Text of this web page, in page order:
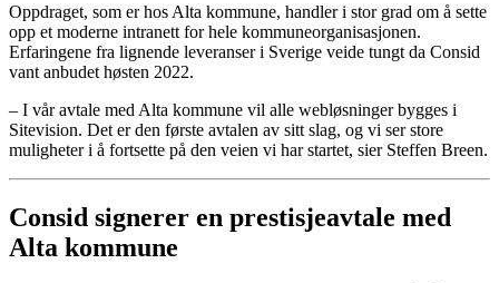
Oppdraget, som er hos Alta kommune, handler i stor grad om å sette
opp et moderne intranett for hele kommuneorganisasjonen.
Erfaringene fra lignende leveranser i Sverige veide tungt da Consid
vant anbudet høsten 2022.
– I vår avtale med Alta kommune vil alle webløsninger bygges i
Sitevision. Det er den første avtalen av sitt slag, og vi ser store
muligheter i å fortsette på den veien vi har startet, sier Steffen Breen.
Consid signerer en prestisjeavtale med
Alta kommune